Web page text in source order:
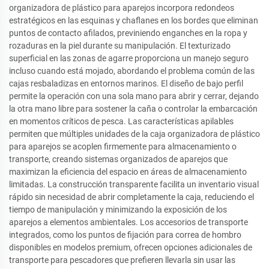
organizadora de plástico para aparejos incorpora redondeos
estratégicos en las esquinas y chaflanes en los bordes que eliminan
puntos de contacto afilados, previniendo enganches en la ropa y
rozaduras en la piel durante su manipulación. El texturizado
superficial en las zonas de agarre proporciona un manejo seguro
incluso cuando está mojado, abordando el problema común de las
cajas resbaladizas en entornos marinos. El diseño de bajo perfil
permite la operación con una sola mano para abrir y cerrar, dejando
la otra mano libre para sostener la caña o controlar la embarcación
en momentos críticos de pesca. Las características apilables
permiten que múltiples unidades de la caja organizadora de plástico
para aparejos se acoplen firmemente para almacenamiento o
transporte, creando sistemas organizados de aparejos que
maximizan la eficiencia del espacio en áreas de almacenamiento
limitadas. La construcción transparente facilita un inventario visual
rápido sin necesidad de abrir completamente la caja, reduciendo el
tiempo de manipulación y minimizando la exposición de los
aparejos a elementos ambientales. Los accesorios de transporte
integrados, como los puntos de fijación para correa de hombro
disponibles en modelos premium, ofrecen opciones adicionales de
transporte para pescadores que prefieren llevarla sin usar las